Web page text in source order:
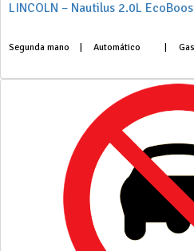
LINCOLN – Nautilus 2.0L
Segunda mano Automático